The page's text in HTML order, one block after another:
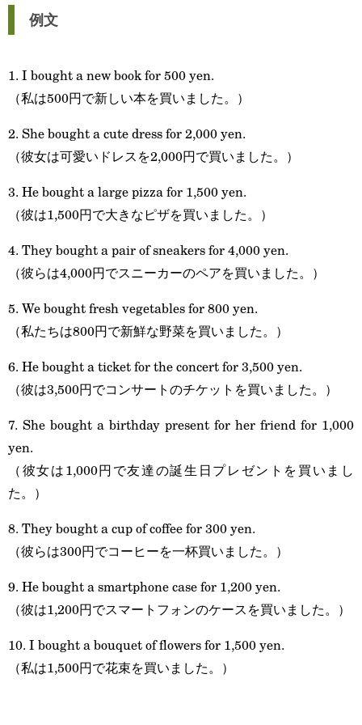
例文
1. I bought a new book for 500 yen.
（私は500円で新しい本を買いました。）
2. She bought a cute dress for 2,000 yen.
（彼女は可愛いドレスを2,000円で買いました。）
3. He bought a large pizza for 1,500 yen.
（彼は1,500円で大きなピザを買いました。）
4. They bought a pair of sneakers for 4,000 yen.
（彼らは4,000円でスニーカーのペアを買いました。）
5. We bought fresh vegetables for 800 yen.
（私たちは800円で新鮮な野菜を買いました。）
6. He bought a ticket for the concert for 3,500 yen.
（彼は3,500円でコンサートのチケットを買いました。）
7. She bought a birthday present for her friend for 1,000
yen.
（彼女は1,000円で友達の誕生日プレゼントを買いまし
た。）
8. They bought a cup of coffee for 300 yen.
（彼らは300円でコーヒーを一杯買いました。）
9. He bought a smartphone case for 1,200 yen.
（彼は1,200円でスマートフォンのケースを買いました。）
10. I bought a bouquet of flowers for 1,500 yen.
（私は1,500円で花束を買いました。）